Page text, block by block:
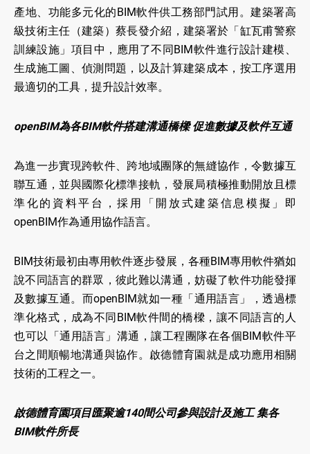
產地、功能多元化的BIM軟件供工務部門試用。建築署高
級技術主任（建築）蔡長發介紹，建築署於「缸瓦甫警察
訓練設施」項目中，應用了不同BIM軟件進行設計建模、
生成施工圖、偵測問題，以及計算建築成本，按工序選用
最適切的工具，提升設計效率。
openBIM為各BIM軟件搭建溝通橋樑 促進數據及軟件互通
為進一步實現跨軟件、跨地域團隊的無縫協作，令數據互
聯互通，並與國際化標準接軌，發展局積極推動開放且標
準化的資料平台，採用「開放式建築信息模擬」即
openBIM作為通用協作語言。
BIM技術最初由專用軟件逐步發展，各種BIM專用軟件猶如
說不同語言的群眾，彼此難以溝通，妨礙了軟件功能發揮
及數據互通。而openBIM就如一種「通用語言」，透過標
準化格式，成為不同BIM軟件間的橋樑，讓不同語言的人
也可以「通用語言」溝通，讓工程團隊在各個BIM軟件平
台之間順暢地溝通與協作。啟德體育園就是成功應用相關
技術的工程之一。
啟德體育園項目匯聚逾140間公司參與設計及施工 集各
BIM軟件所長